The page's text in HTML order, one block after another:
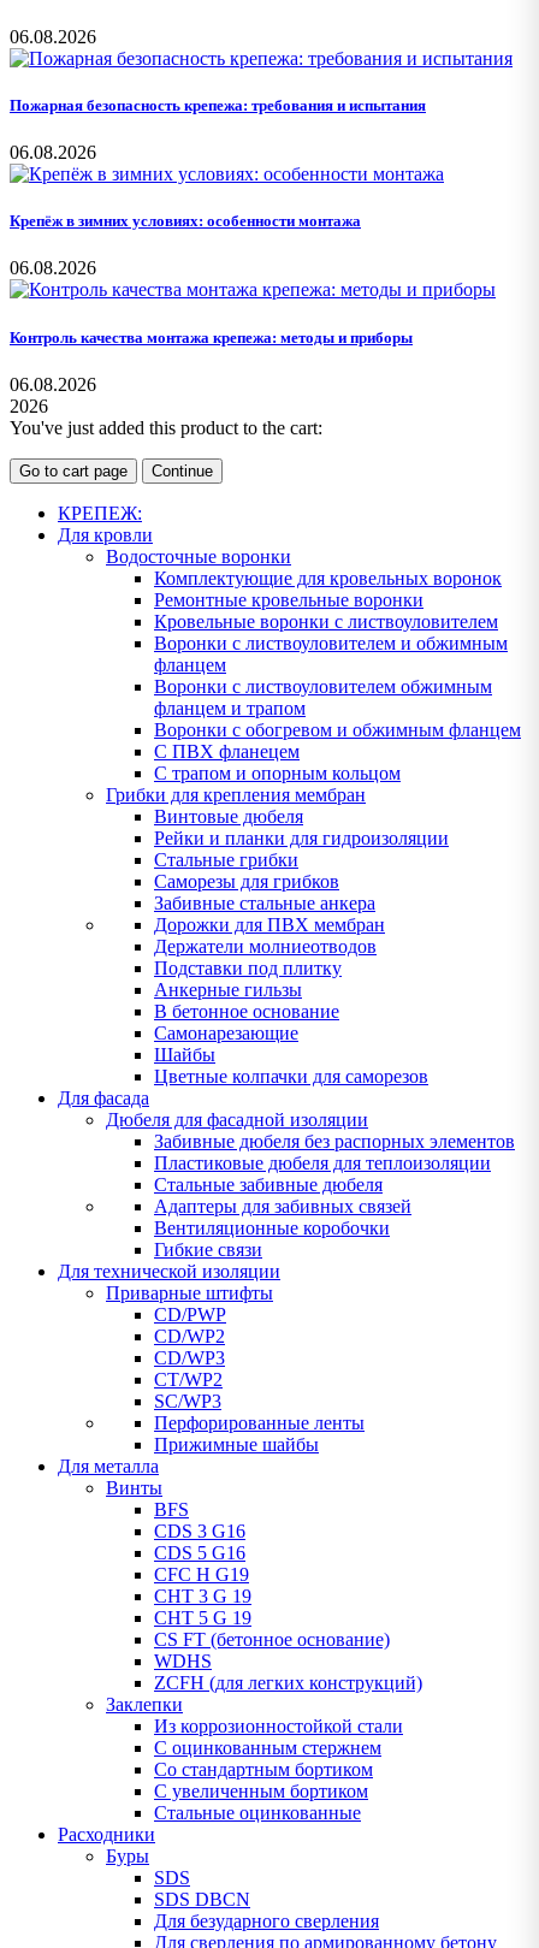
06.08.2026
Пожарная безопасность крепежа: требования и испытания
06.08.2026
Крепёж в зимних условиях: особенности монтажа
06.08.2026
Контроль качества монтажа крепежа: методы и приборы
06.08.2026
2026
You've just added this product to the cart:
Go to cart page Continue
КРЕПЕЖ:
Для кровли
Водосточные воронки
Комплектующие для кровельных воронок
Ремонтные кровельные воронки
Кровельные воронки с листвоуловителем
Воронки с листвоуловителем и обжимным
фланцем
Воронки с листвоуловителем обжимным
фланцем и трапом
Воронки с обогревом и обжимным фланцем
С ПВХ фланецем
С трапом и опорным кольцом
Грибки для крепления мембран
Винтовые дюбеля
Рейки и планки для гидроизоляции
Стальные грибки
Саморезы для грибков
Забивные стальные анкера
Дорожки для ПВХ мембран
Держатели молниеотводов
Подставки под плитку
Анкерные гильзы
В бетонное основание
Самонарезающие
Шайбы
Цветные колпачки для саморезов
Для фасада
Дюбеля для фасадной изоляции
Забивные дюбеля без распорных элементов
Пластиковые дюбеля для теплоизоляции
Стальные забивные дюбеля
Адаптеры для забивных связей
Вентиляционные коробочки
Гибкие связи
Для технической изоляции
Приварные штифты
CD/PWP
CD/WP2
CD/WP3
CT/WP2
SC/WP3
Перфорированные ленты
Прижимные шайбы
Для металла
Винты
BFS
CDS 3 G16
CDS 5 G16
CFC H G19
CHT 3 G 19
CHT 5 G 19
CS FT (бетонное основание)
WDHS
ZCFH (для легких конструкций)
Заклепки
Из коррозионностойкой стали
С оцинкованным стержнем
Со стандартным бортиком
С увеличенным бортиком
Стальные оцинкованные
Расходники
Буры
SDS
SDS DBCN
Для безударного сверления
Для сверления по армированному бетону